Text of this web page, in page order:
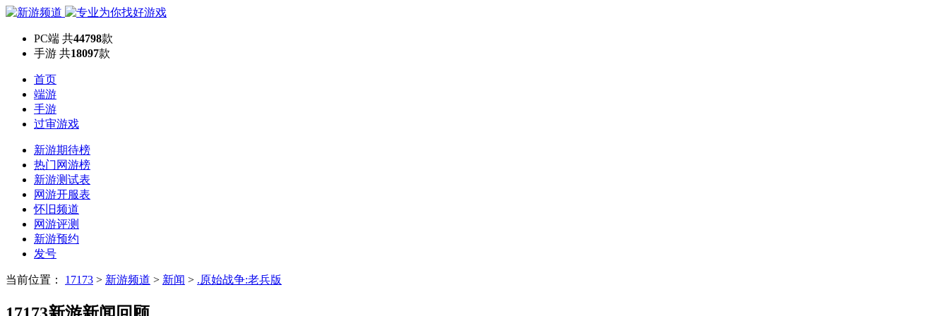
PC端 共44798款
手游 共18097款
首页
端游
手游
过审游戏
新游期待榜
热门网游榜
新游测试表
网游开服表
怀旧频道
网游评测
新游预约
发号
当前位置： 17173 > 新游频道 > 新闻 > .原始战争:老兵版